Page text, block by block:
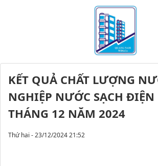
KẾT QUẢ CHẤT LƯỢNG
NGHIỆP NƯỚC SẠCH
THÁNG 12 NĂM 2024
Thứ hai - 23/12/2024 21:52